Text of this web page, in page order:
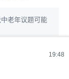
19:48
老年议题可能